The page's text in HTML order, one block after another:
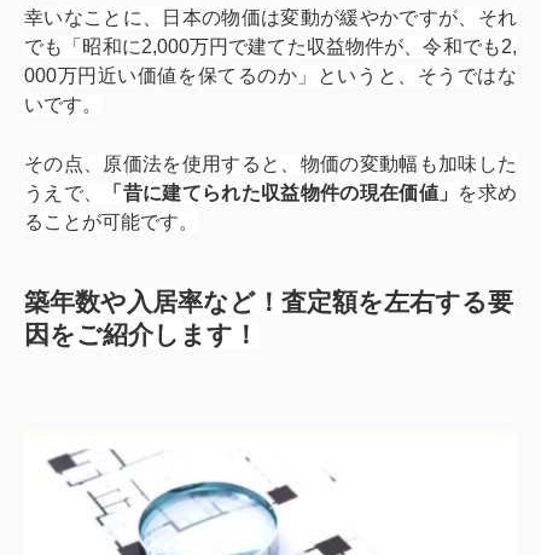
幸いなことに、日本の物価は変動が緩やかですが、それ
でも「昭和に2,000万円で建てた収益物件が、令和でも2,
000万円近い価値を保てるのか」というと、そうではな
いです。
その点、原価法を使用すると、物価の変動幅も加味した
うえで、
「 昔に建てられた収益物件の現在価値 」 を求め
ることが可能です。
築年数や入居率など！査定額を左右する要
因をご紹介します！